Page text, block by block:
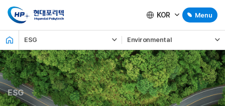
KOR Menu
ESG Environmental
ESG